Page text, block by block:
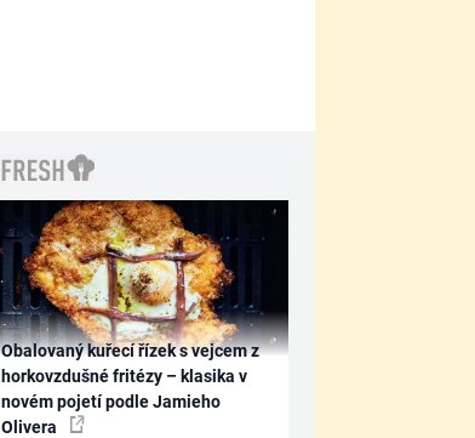
Obalovaný kuřecí řízek s vejcem z
horkovzdušné fritézy – klasika v
novém pojetí podle Jamieho
Olivera